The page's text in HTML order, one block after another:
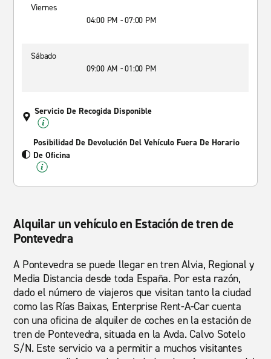
Viernes
04:00 PM - 07:00 PM
Sábado
09:00 AM - 01:00 PM
Servicio De Recogida Disponible
Posibilidad De Devolución Del Vehículo Fuera De Horario
De Oficina
Alquilar un vehículo en Estación de tren de
Pontevedra
A Pontevedra se puede llegar en tren Alvia, Regional y
Media Distancia desde toda España. Por esta razón,
dado el número de viajeros que visitan tanto la ciudad
como las Rías Baixas, Enterprise Rent-A-Car cuenta
con una oficina de alquiler de coches en la estación de
tren de Pontevedra, situada en la Avda. Calvo Sotelo
S/N. Este servicio va a permitir a muchos visitantes